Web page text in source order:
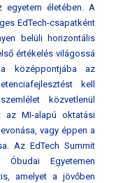
egyetem életében. A
EdTech-csapatként
belüli horizontális
értékelés világossá
középpontjába az
kell
közvetlenül
az MI-alapú oktatási
vagy éppen a
Az EdTech Summit
Egyetemen
amelyet a jövőben